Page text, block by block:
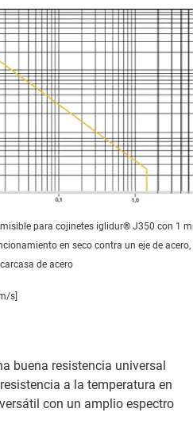
para cojinetes iglidur® J350 con 1
en seco contra un eje de acero,
de acero
s]
buena resistencia universal
a la temperatura en
con un amplio espectro